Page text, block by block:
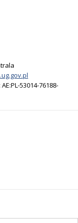
53014-76188-